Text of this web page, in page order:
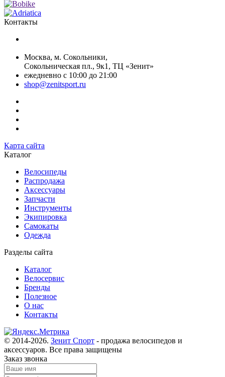
Контакты
Москва, м. Сокольники,
Сокольническая пл., 9к1, ТЦ «Зенит»
ежедневно с 10:00 до 21:00
shop@zenitsport.ru
Карта сайта
Каталог
Велосипеды
Распродажа
Аксессуары
Запчасти
Инструменты
Экипировка
Самокаты
Одежда
Разделы сайта
Каталог
Велосервис
Бренды
Полезное
О нас
Контакты
© 2014-2026. Зенит Спорт - продажа велосипедов и
аксессуаров. Все права защищены
Заказ звонка